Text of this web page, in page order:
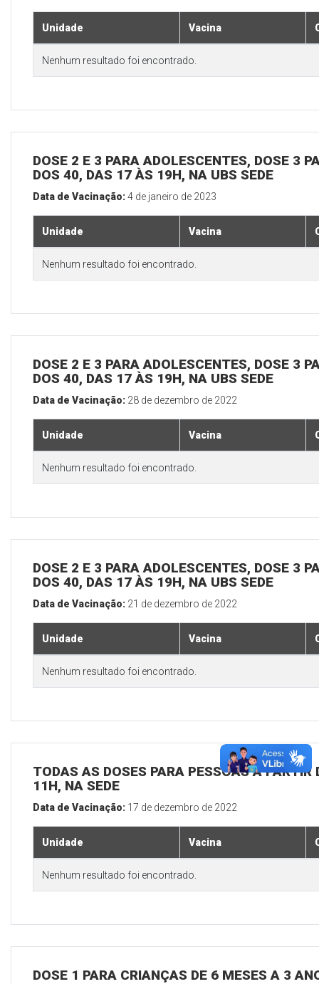
Unidade Vacina
Nenhum resultado foi encontrado.
DOSE 2 E 3 PARA ADOLESCENTES, DOSE 3
DOS 40, DAS 17 ÀS 19H, NA UBS SEDE
Data de Vacinação:4 de janeiro de 2023
Unidade Vacina
Nenhum resultado foi encontrado.
DOSE 2 E 3 PARA ADOLESCENTES, DOSE 3
DOS 40, DAS 17 ÀS 19H, NA UBS SEDE
Data de Vacinação: 28 de dezembro de 2022
Unidade Vacina
Nenhum resultado foi encontrado.
DOSE 2 E 3 PARA ADOLESCENTES, DOSE 3
DOS 40, DAS 17 ÀS 19H, NA UBS SEDE
Data de Vacinação: 21 de dezembro de 2022
Unidade Vacina
Nenhum resultado foi encontrado.
TODAS AS DOSES PARA PESSOAS A
11H, NA SEDE
Data de Vacinação: 17 de dezembro de 2022
Unidade Vacina
Nenhum resultado foi encontrado.
DOSE 1 PARA CRIANÇAS DE 6 MESES A 3